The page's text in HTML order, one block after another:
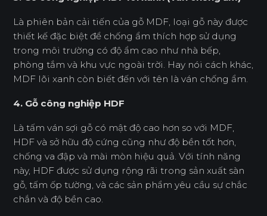
Là phiên bản cải tiến của gỗ MDF, loại gỗ này được
thiết kế đặc biệt để chống ẩm thích hợp sử dụng
trong môi trường có độ ẩm cao như nhà bếp,
phòng tắm và khu vực ngoài trời. Hay nói cách khác,
MDF lõi xanh còn biết đến với tên là ván chống ẩm.
4. Gỗ công nghiệp HDF
Là tấm ván sợi gỗ có mật độ cao hơn so với MDF,
HDF và sở hữu độ cứng cũng như độ bền tốt hơn,
chống va đập và mài mòn hiệu quả. Với tính năng
này, HDF được sử dụng rộng rãi trong sản xuất sàn
gỗ, tấm ốp tường, và các sản phẩm yêu cầu sự chắc
chắn và độ bền cao.